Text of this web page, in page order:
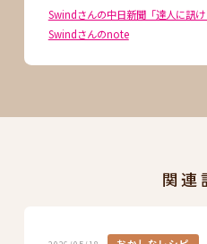
Swindさんの中日新聞「達人に訊
Swindさんのnote
関連